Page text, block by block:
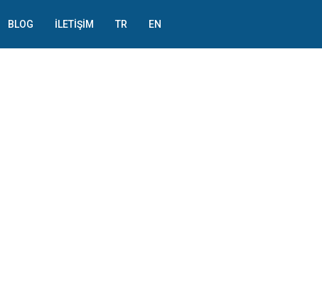
BLOG İLETIŞIM TR EN